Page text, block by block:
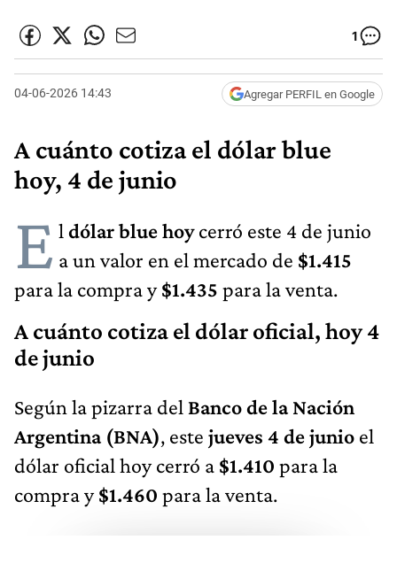
1
04-06-2026 14:43 Agregar PERFIL en Google
A cuánto cotiza el dólar blue
hoy, 4 de junio
E l dólar blue hoycerró este 4 de junio
a un valor en el mercado de $1.415
para la compra y$1.435 para la venta.
A cuánto cotiza el dólar oficial, hoy 4
de junio
Según la pizarra del Banco de la Nación
Argentina (BNA), este jueves 4 de junio el
dólar oficial hoy cerró a $1.410 para la
compra y$1.460 para la venta.